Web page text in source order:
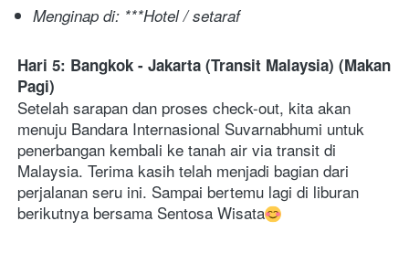
Menginap di: ***Hotel / setaraf
Hari 5: Bangkok - Jakarta (Transit Malaysia) (Makan
Pagi)
Setelah sarapan dan proses check-out, kita akan
menuju Bandara Internasional Suvarnabhumi untuk
penerbangan kembali ke tanah air via transit di
Malaysia. Terima kasih telah menjadi bagian dari
perjalanan seru ini. Sampai bertemu lagi di liburan
berikutnya bersama Sentosa Wisata